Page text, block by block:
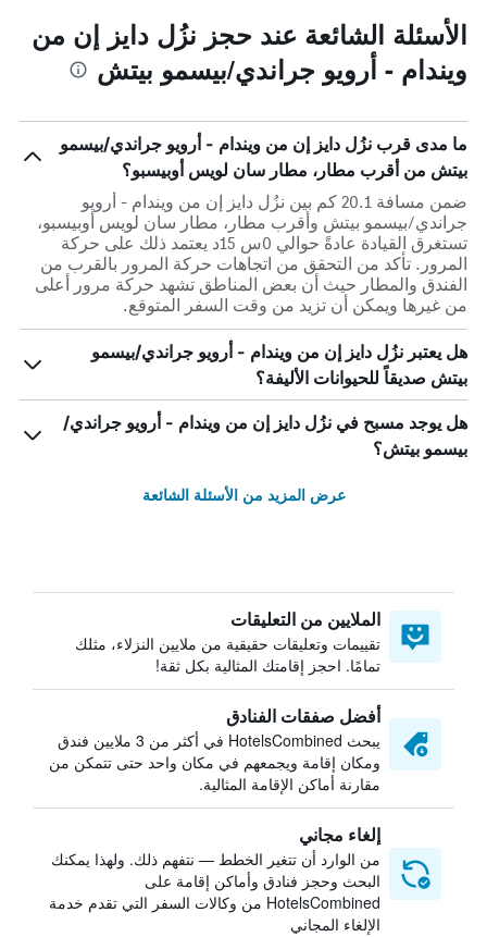
الأسئلة الشائعة عند حجز نزُل دايز إن من
ويندام - أرويو جراندي/بيسمو بيتش
ما مدى قرب نزُل دايز إن من ويندام - أرويو جراندي/بيسمو
بيتش من أقرب مطار، مطار سان لويس أوبيسبو؟
ضمن مسافة 20.1 كم بين نزُل دايز إن من ويندام - أرويو
جراندي/بيسمو بيتش وأقرب مطار، مطار سان لويس أوبيسبو،
تستغرق القيادة عادةً حوالي 0س 15د يعتمد ذلك على حركة
المرور. تأكد من التحقق من اتجاهات حركة المرور بالقرب من
الفندق والمطار حيث أن بعض المناطق تشهد حركة مرور أعلى
من غيرها ويمكن أن تزيد من وقت السفر المتوقع.
هل يعتبر نزُل دايز إن من ويندام - أرويو جراندي/بيسمو
بيتش صديقاً للحيوانات الأليفة؟
هل يوجد مسبح في نزُل دايز إن من ويندام - أرويو جراندي/
بيسمو بيتش؟
عرض المزيد من الأسئلة الشائعة
الملايين من التعليقات
تقييمات وتعليقات حقيقية من ملايين النزلاء، مثلك
تمامًا. احجز إقامتك المثالية بكل ثقة!
أفضل صفقات الفنادق
يبحث HotelsCombined في أكثر من 3 ملايين فندق
ومكان إقامة ويجمعهم في مكان واحد حتى تتمكن من
مقارنة أماكن الإقامة المثالية.
إلغاء مجاني
من الوارد أن تتغير الخطط — نتفهم ذلك. ولهذا يمكنك
البحث وحجز فنادق وأماكن إقامة على
HotelsCombined من وكالات السفر التي تقدم خدمة
الإلغاء المجاني